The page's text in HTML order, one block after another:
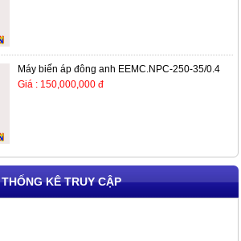
Máy biến áp đông anh EEMC.NPC-250-35/0.4
Giá : 150,000,000 đ
THỐNG KÊ TRUY CẬP